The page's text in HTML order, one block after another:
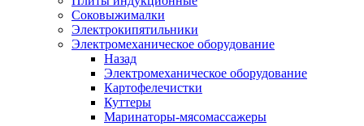
Соковыжималки
Электрокипятильники
Электромеханическое оборудование
Назад
Электромеханическое оборудование
Картофелечистки
Куттеры
Маринаторы-мясомассажеры